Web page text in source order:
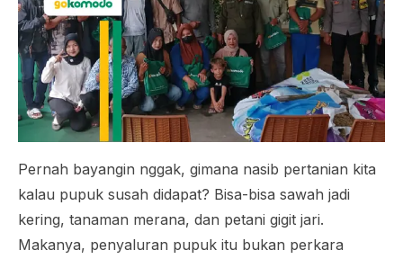
Pernah bayangin nggak, gimana nasib pertanian kita
kalau pupuk susah didapat? Bisa-bisa sawah jadi
kering, tanaman merana, dan petani gigit jari.
Makanya, penyaluran pupuk itu bukan perkara